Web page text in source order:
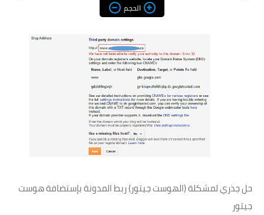
الحجم
حل جذري لمشكلة (الهوست جيتور) ربط المدونة بإستضافة هوست
جيتور